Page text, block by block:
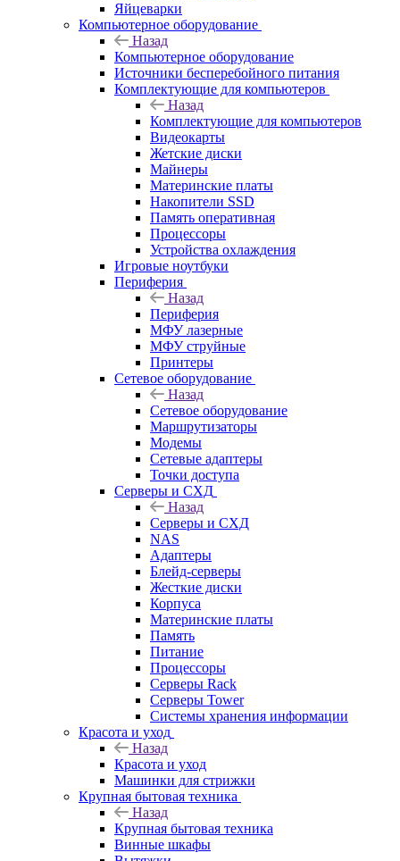
Яйцеварки
Компьютерное оборудование
Назад
Компьютерное оборудование
Источники бесперебойного питания
Комплектующие для компьютеров
Назад
Комплектующие для компьютеров
Видеокарты
Жетские диски
Майнеры
Материнские платы
Накопители SSD
Память оперативная
Процессоры
Устройства охлаждения
Игровые ноутбуки
Периферия
Назад
Периферия
МФУ лазерные
МФУ струйные
Принтеры
Сетевое оборудование
Назад
Сетевое оборудование
Маршрутизаторы
Модемы
Сетевые адаптеры
Точки доступа
Серверы и СХД
Назад
Серверы и СХД
NAS
Адаптеры
Блейд-серверы
Жесткие диски
Корпуса
Материнские платы
Память
Питание
Процессоры
Серверы Rack
Серверы Tower
Системы хранения информации
Красота и уход
Назад
Красота и уход
Машинки для стрижки
Крупная бытовая техника
Назад
Крупная бытовая техника
Винные шкафы